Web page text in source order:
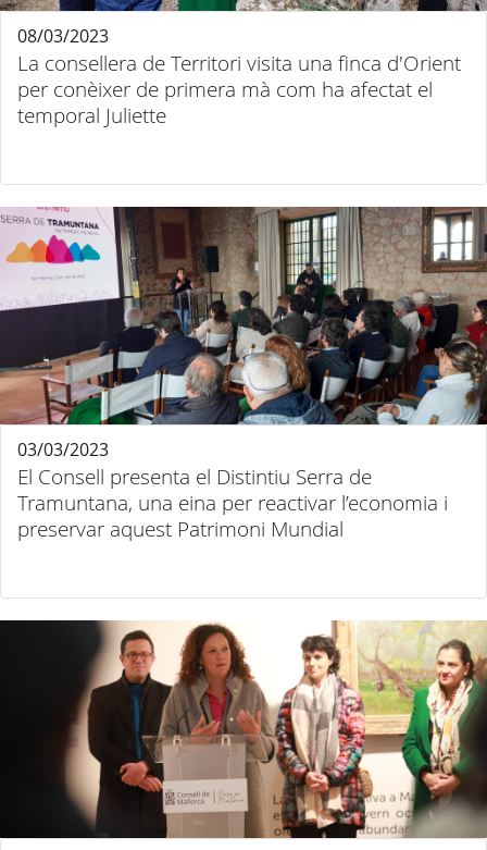
La consellera de Territori visita una finca d'Orient
per conèixer de primera mà com ha afectat el
temporal Juliette
08/03/2023
El Consell presenta el Distintiu Serra de
Tramuntana, una eina per reactivar l’economia i
preservar aquest Patrimoni Mundial
03/03/2023